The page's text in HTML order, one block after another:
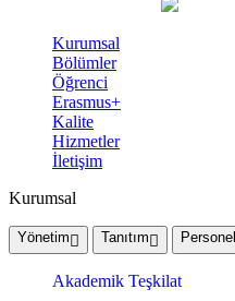
Kurumsal
Bölümler
Öğrenci
Erasmus+
Kalite
Hizmetler
İletişim
Kurumsal
Yönetim Tanıtım Personel
Akademik Teşkilat